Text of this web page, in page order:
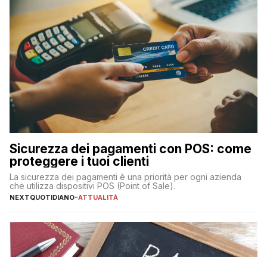
Sicurezza dei pagamenti con POS: come
proteggere i tuoi clienti
La sicurezza dei pagamenti è una priorità per ogni azienda
che utilizza dispositivi POS (Point of Sale).
NEXTQUOTIDIANO-ATTUALITÀ